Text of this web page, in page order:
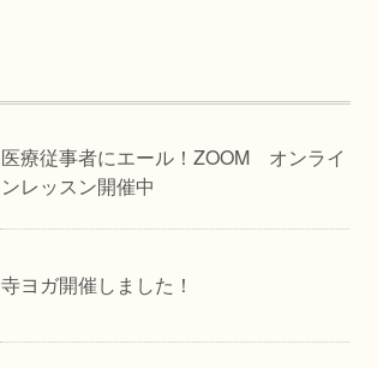
医療従事者にエール！ZOOM オンライ
ンレッスン開催中
寺ヨガ開催しました！